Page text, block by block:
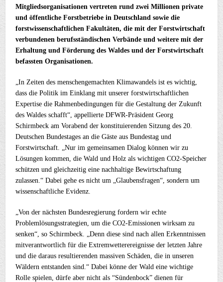
Mitgliedsorganisationen vertreten rund zwei Millionen private
und öffentliche Forstbetriebe in Deutschland sowie die
forstwissenschaftlichen Fakultäten, die mit der Forstwirtschaft
verbundenen berufsständischen Verbände und weitere mit der
Erhaltung und Förderung des Waldes und der Forstwirtschaft
befassten Organisationen.
„In Zeiten des menschengemachten Klimawandels ist es wichtig,
dass die Politik im Einklang mit unserer forstwirtschaftlichen
Expertise die Rahmenbedingungen für die Gestaltung der Zukunft
des Waldes schafft“, appellierte DFWR-Präsident Georg
Schirmbeck am Vorabend der konstituierenden Sitzung des 20.
Deutschen Bundestages an die Gäste aus Bundestag und
Forstwirtschaft. „Nur im gemeinsamen Dialog können wir zu
Lösungen kommen, die Wald und Holz als wichtigen CO2-Speicher
schützen und gleichzeitig eine nachhaltige Bewirtschaftung
zulassen.“ Dabei gehe es nicht um „Glaubensfragen“, sondern um
wissenschaftliche Evidenz.
„Von der nächsten Bundesregierung fordern wir echte
Problemlösungsstrategien, um die CO2-Emissionen wirksam zu
senken“, so Schirmbeck. „Denn diese sind nach allen Erkenntnissen
mitverantwortlich für die Extremwetterereignisse der letzten Jahre
und die daraus resultierenden massiven Schäden, die in unseren
Wäldern entstanden sind.“ Dabei könne der Wald eine wichtige
Rolle spielen, dürfe aber nicht als “Sündenbock” dienen für